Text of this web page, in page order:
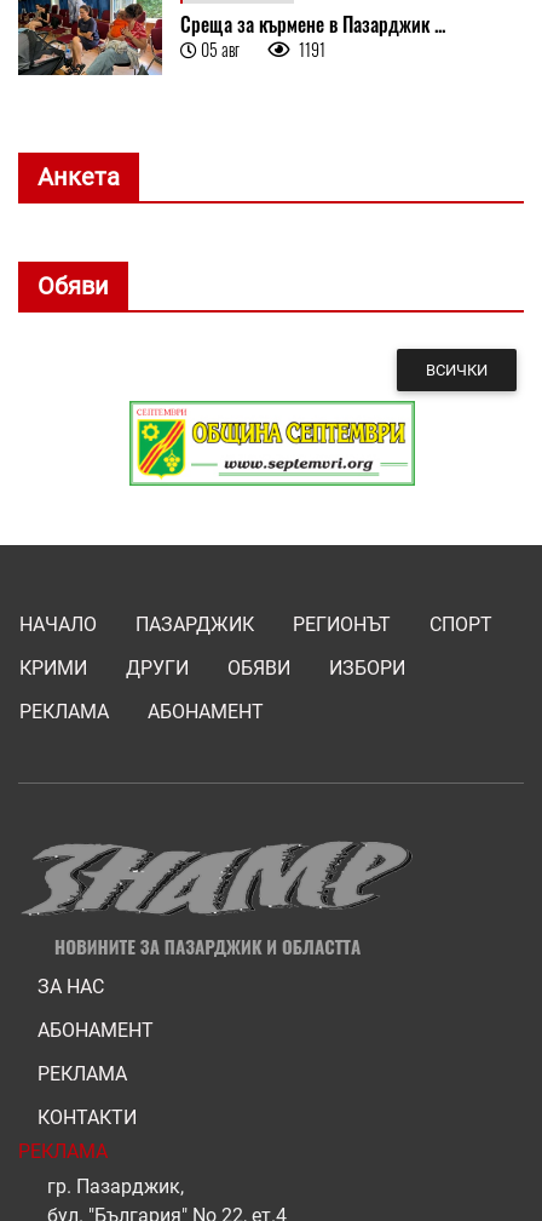
Среща за кърмене в Пазарджик ...
05 авг 1191
Анкета
Обяви
ВСИЧКИ
НАЧАЛО ПАЗАРДЖИК РЕГИОНЪТ
СПОРТ
КРИМИ
ДРУГИ ОБЯВИ
ИЗБОРИ
РЕКЛАМА
АБОНАМЕНТ
ЗА НАС
АБОНАМЕНТ
РЕКЛАМА
КОНТАКТИ
РЕКЛАМА
гр. Пазарджик,
бул. "България" No 22, ет.4